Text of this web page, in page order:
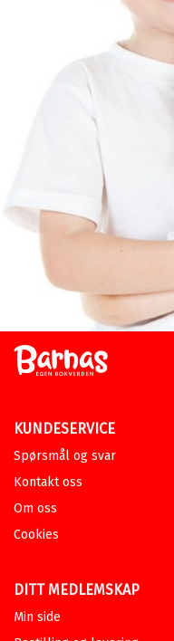
KUNDESERVICE
Spørsmål og svar
Kontakt oss
Om oss
Cookies
DITT MEDLEMSKAP
Min side